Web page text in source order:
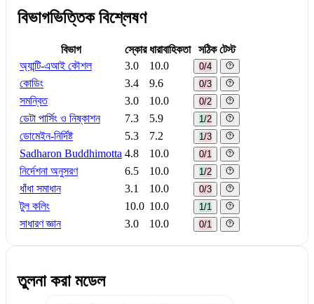
বিভাগভিত্তিক বিশ্লেষণ
বিভাগ স্কোর ধারাবাহিকতা
সঠিক টেস্ট
অ্যান্টি-এআই কৌশল
3.0 10.0 0/4
কোডিং 3.4 9.6 0/3
সমন্বিত 3.0 10.0 0/2
ডেটা পার্সিং ও নিষ্কাশন 7.3 5.9 1/2
ডোমেইন-নির্দিষ্ট 5.3 7.2 1/3
Sadharon Buddhimotta 4.8 10.0 0/1
নির্দেশনা অনুসরণ 6.5 10.0 1/2
ধাঁধা সমাধান 3.1 10.0 0/3
টুল কলিং 10.0 10.0 1/1
সাধারণ জ্ঞান 3.0 10.0 0/1
তুলনা করা মডেল